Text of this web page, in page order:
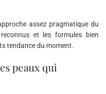
assez pragmatique du
et les formules bien
tendance du moment.
peaux qui